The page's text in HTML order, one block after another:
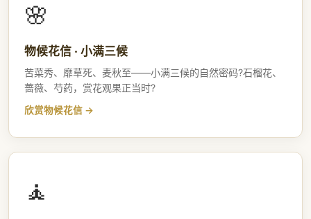
🌸
物候花信 · 小满三候
苦菜秀、靡草死、麦秋至——小满三候的自然密码?石榴花、
蔷薇、芍药，赏花观果正当时?
欣赏物候花信
🧘